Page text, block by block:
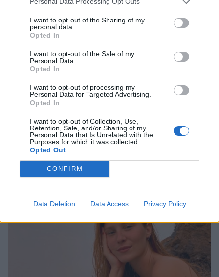
I want to opt-out of the Sharing of my
personal data.
Opted In
I want to opt-out of the Sale of my
Personal Data.
Opted In
I want to opt-out of processing my
Personal Data for Targeted Advertising.
Opted In
I want to opt-out of Collection, Use,
Retention, Sale, and/or Sharing of my
Personal Data that Is Unrelated with the
Purposes for which it was collected.
Opted Out
CONFIRM
Data Deletion Data Access Privacy Policy
Ο Κωνσταντίνος Μπιμπής.